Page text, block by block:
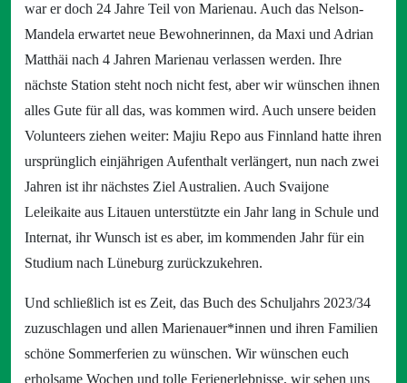
war er doch 24 Jahre Teil von Marienau. Auch das Nelson-
Mandela erwartet neue Bewohnerinnen, da Maxi und Adrian
Matthäi nach 4 Jahren Marienau verlassen werden. Ihre
nächste Station steht noch nicht fest, aber wir wünschen ihnen
alles Gute für all das, was kommen wird. Auch unsere beiden
Volunteers ziehen weiter: Majiu Repo aus Finnland hatte ihren
ursprünglich einjährigen Aufenthalt verlängert, nun nach zwei
Jahren ist ihr nächstes Ziel Australien. Auch Svaijone
Leleikaite aus Litauen unterstützte ein Jahr lang in Schule und
Internat, ihr Wunsch ist es aber, im kommenden Jahr für ein
Studium nach Lüneburg zurückzukehren.
Und schließlich ist es Zeit, das Buch des Schuljahrs 2023/34
zuzuschlagen und allen Marienauer*innen und ihren Familien
schöne Sommerferien zu wünschen. Wir wünschen euch
erholsame Wochen und tolle Ferienerlebnisse, wir sehen uns